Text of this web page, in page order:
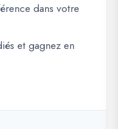
dans votre
et gagnez en